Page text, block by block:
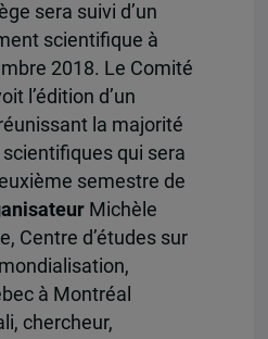
sera suivi d’un
scientifique à
2018. Le Comité
l’édition d’un
la majorité
qui sera
semestre de
Michèle
Centre d’études sur
à Montréal
chercheur,